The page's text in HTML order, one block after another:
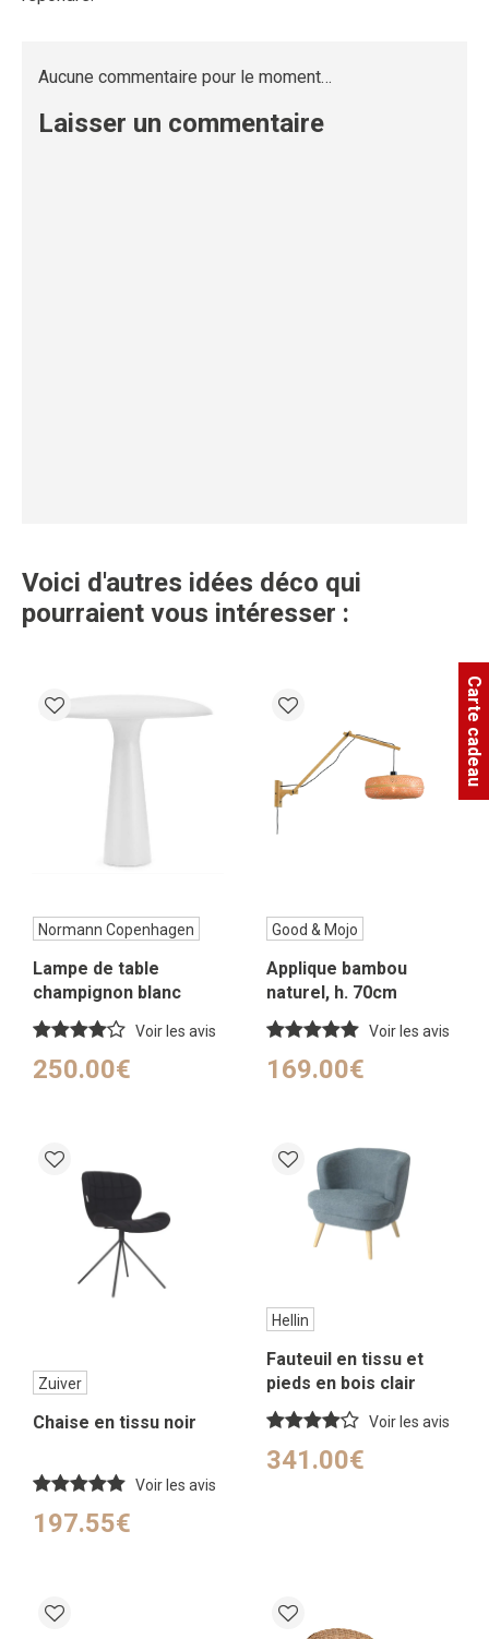
Aucune commentaire pour le moment…
Laisser un commentaire
Voici d'autres idées déco qui
pourraient vous intéresser :
Normann Copenhagen
Lampe de table
champignon blanc
Voir les avis
250.00€
Good & Mojo
Applique bambou
naturel, h. 70cm
Voir les avis
169.00€
Zuiver
Chaise en tissu noir
Voir les avis
197.55€
Hellin
Fauteuil en tissu et
pieds en bois clair
Voir les avis
341.00€
Carte cadeau